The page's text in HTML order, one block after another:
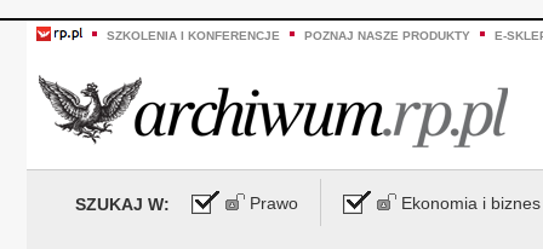
SZKOLENIA I KONFERENCJE POZNAJ NASZE PRODUKTY E-
SZUKAJ W: Prawo Ekonomia i biznes